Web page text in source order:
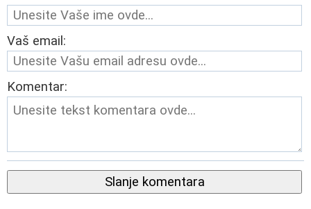
Vaš email:
Komentar:
Slanje komentara